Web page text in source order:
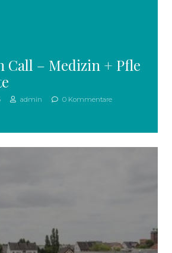
Call – Medizin + Pfle
admin 0 Kommentare